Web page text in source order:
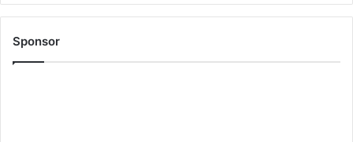
Sponsor